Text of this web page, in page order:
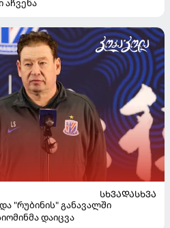
აჩვენა
ᲡᲮᲕᲐᲓᲐᲡᲮᲕᲐ
"რუბინის" განავალში
დაიცვა